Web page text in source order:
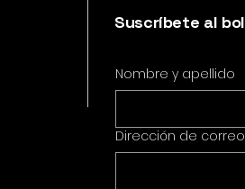
Suscríbete al
Nombre y apellido
Dirección de